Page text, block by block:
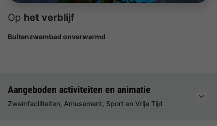
Op het verblijf
Buitenzwembad onverwarmd
Aangeboden activiteiten en animatie
Zwemfaciliteiten, Amusement, Sport en Vrije Tijd